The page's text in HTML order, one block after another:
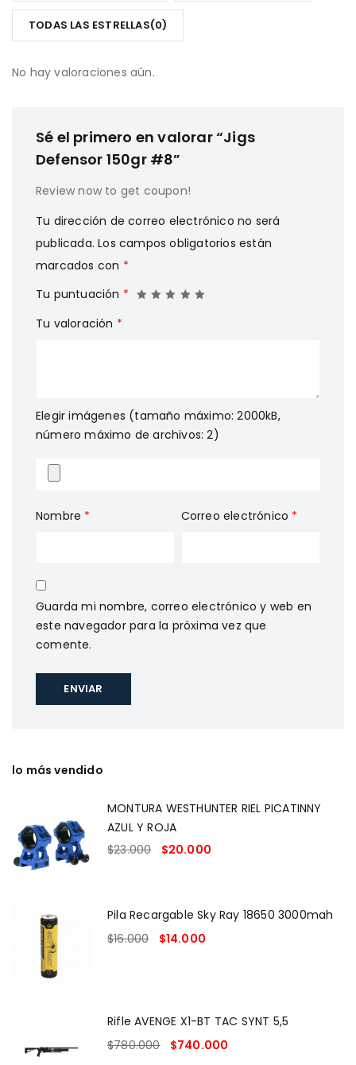
lo más vendido
MONTURA WESTHUNTER RIEL PICATINNY
AZUL Y ROJA
$23.000 $20.000
Pila Recargable Sky Ray 18650 3000mah
$16.000 $14.000
Rifle AVENGE X1-BT TAC SYNT 5,5
$780.000 $740.000
5
TODAS LAS ESTRELLAS(0)
No hay valoraciones aún.
Sé el primero en valorar “Jigs
Defensor 150gr #8”
Review now to get coupon!
Tu dirección de correo electrónico no será
publicada. Los campos obligatorios están
marcados con *
Tu puntuación *
Tu valoración *
Elegir imágenes (tamaño máximo: 2000kB,
número máximo de archivos: 2)
Nombre * Correo electrónico *
Guarda mi nombre, correo electrónico y web en
este navegador para la próxima vez que
comente.